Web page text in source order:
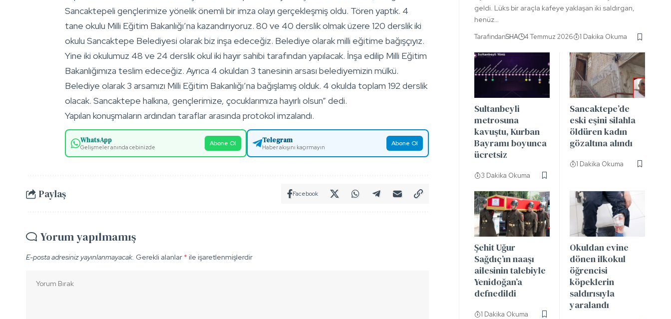
Sancaktepeli gençlerimize yönelik önemli bir imza olayı gerçekleşmiş oldu. Tören yaptık. 4
tane okulu Milli Eğitim Bakanlığı’na kazandırıyoruz. 80 ve 40 derslik olmak üzere 120 derslik iki
okulu Sancaktepe Belediyesi olarak biz inşa edeceğiz. Belediye olarak milli eğitime bağışçıyız.
Yine iki okulumuz 48 ve 24 derslik okul iki hayır sahibi tarafından yapılacak. İnşa edilip Milli Eğitim
Bakanlığımıza teslim edeceğiz. Ayrıca 4 okuldan 3 tanesinin arsası belediyemizin mülkü.
Belediye olarak 3 arsamızı Milli Eğitim Bakanlığı’na bağışlamış olduk. 4 okulda toplam 192 derslik
olacak. Sancaktepe halkına, gençlerimize, çocuklarımıza hayırlı olsun” dedi.
Yapılan konuşmaların ardından taraflar arasında protokol imzalandı.
WhatsApp
Gelişmeler anında cebinizde Abone Ol Telegram
Haber akışını kaçırmayın Abone Ol
Paylaş Facebook
Yorum yapılmamış
E-posta adresiniz yayınlanmayacak. Gerekli alanlar * ile işaretlenmişlerdir
geldi. Lüks bir araçla kafeye yaklaşan iki saldırgan,
henüz…
TarafındanSHA 4 Temmuz 2026 1 Dakika Okuma
Sultanbeyli
metrosuna
kavuştu, Kurban
Bayramı boyunca
ücretsiz
3 Dakika Okuma
Sancaktepe’de
eski eşini silahla
öldüren kadın
gözaltına alındı
1 Dakika Okuma
Şehit Uğur
Sağdıç’ın naaşı
ailesinin talebiyle
Yenidoğan’a
defnedildi
1 Dakika Okuma
Okuldan evine
dönen ilkokul
öğrencisi
köpeklerin
saldırısıyla
yaralandı